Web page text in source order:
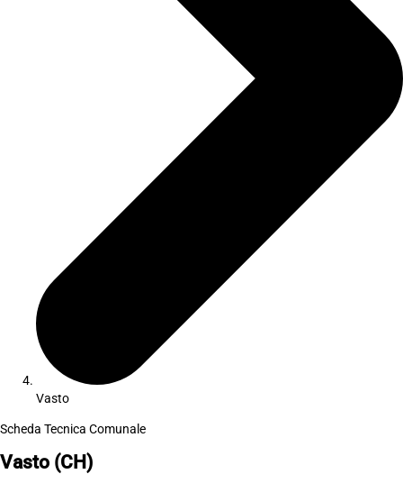
Vasto
Scheda Tecnica Comunale
Vasto (CH)